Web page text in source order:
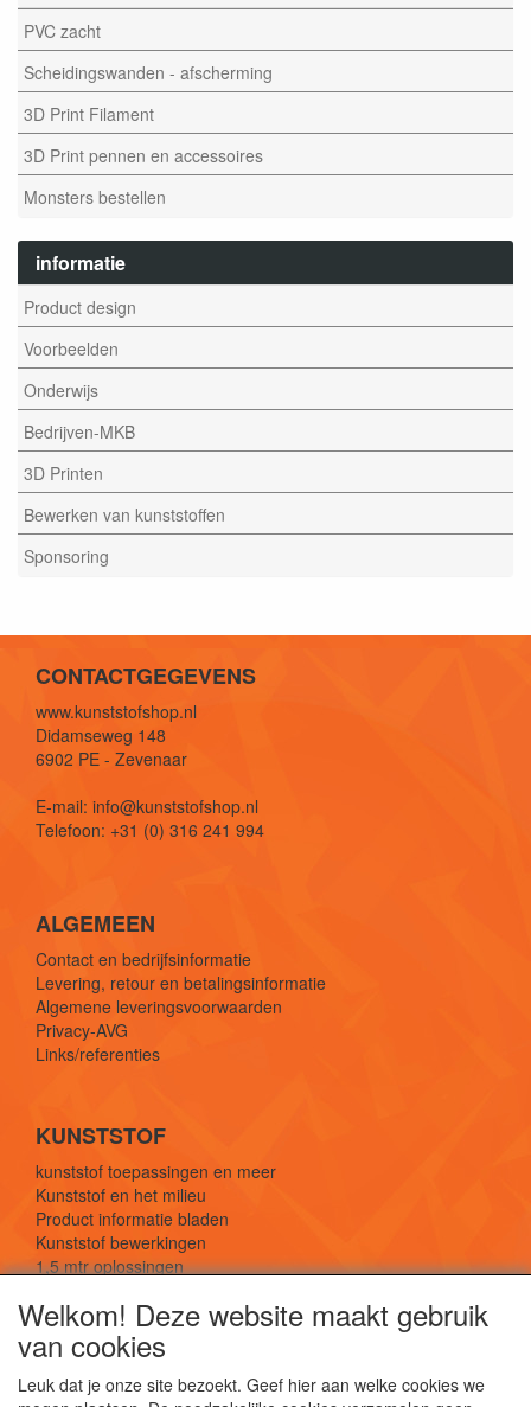
PVC zacht
Scheidingswanden - afscherming
3D Print Filament
3D Print pennen en accessoires
Monsters bestellen
informatie
Product design
Voorbeelden
Onderwijs
Bedrijven-MKB
3D Printen
Bewerken van kunststoffen
Sponsoring
CONTACTGEGEVENS
www.kunststofshop.nl
Didamseweg 148
6902 PE - Zevenaar
E-mail: info@kunststofshop.nl
Telefoon: +31 (0) 316 241 994
ALGEMEEN
Contact en bedrijfsinformatie
Levering, retour en betalingsinformatie
Algemene leveringsvoorwaarden
Privacy-AVG
Links/referenties
KUNSTSTOF
kunststof toepassingen en meer
Kunststof en het milieu
Product informatie bladen
Kunststof bewerkingen
1,5 mtr oplossingen
SOCIALE MEDIA
Welkom! Deze website maakt gebruik
van cookies
Leuk dat je onze site bezoekt. Geef hier aan welke cookies we